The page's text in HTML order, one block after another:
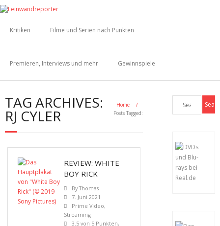
Kritiken Filme und Serien nach Punkten
Premieren, Interviews und mehr Gewinnspiele
TAG ARCHIVES:
RJ CYLER
Home
/
Posts Tagged:
REVIEW: WHITE
BOY RICK
ByThomas
7. Juni 2021
Prime Video,
Streaming
3.5 von 5 Punkten,